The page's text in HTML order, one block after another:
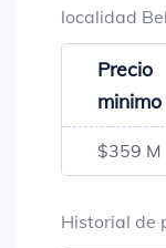
localidad
Precio
minimo
$359 M
Historial de